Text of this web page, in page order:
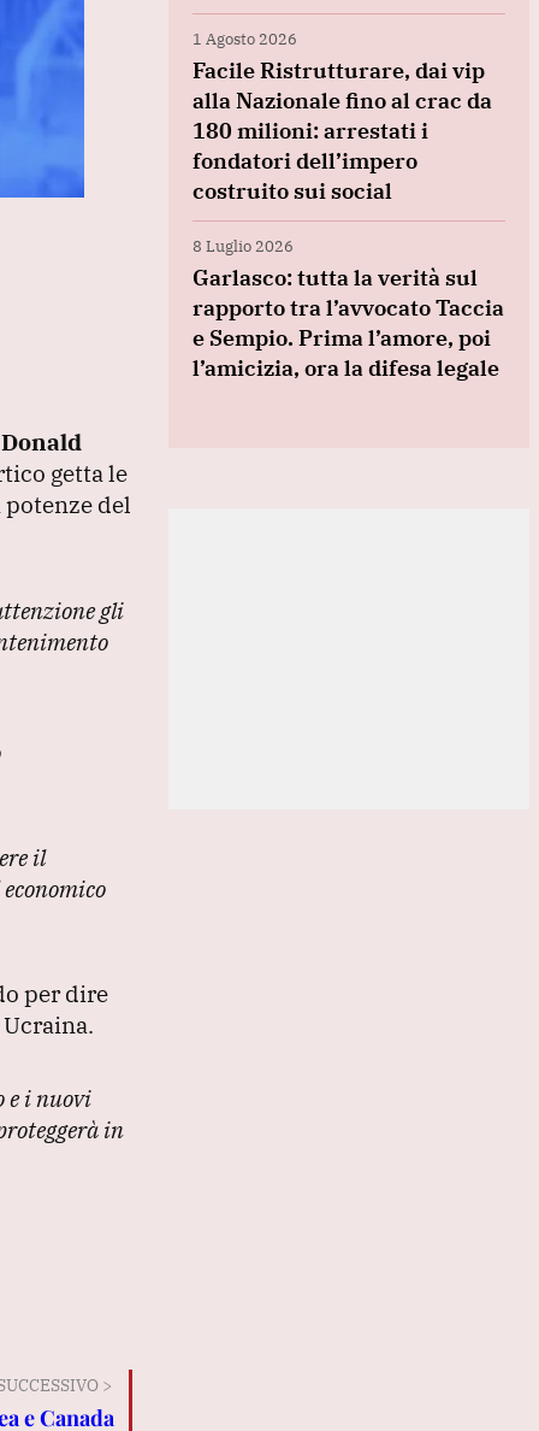
Donald
getta le
del
gli
il
per dire
e i nuovi
in
>
e Canada
1 Agosto 2026
Facile Ristrutturare, dai vip
alla Nazionale fino al crac da
180 milioni: arrestati i
fondatori dell’impero
costruito sui social
8 Luglio 2026
Garlasco: tutta la verità sul
rapporto tra l’avvocato Taccia
e Sempio. Prima l’amore, poi
l’amicizia, ora la difesa legale